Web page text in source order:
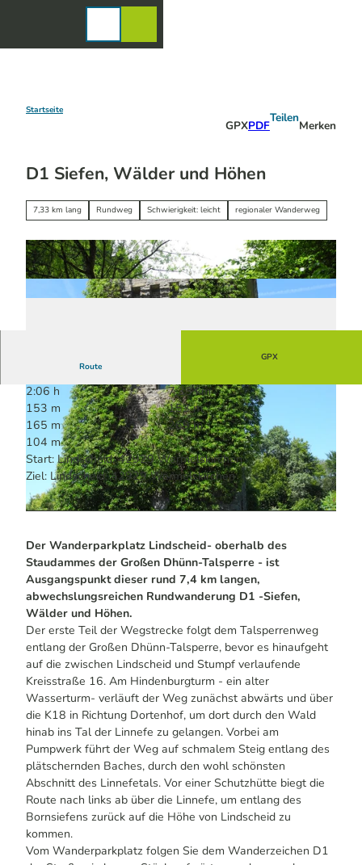
Startseite
GPXPDF
Teilen
Merken
D1 Siefen, Wälder und Höhen
7,33 km lang Rundweg Schwierigkeit: leicht regionaler Wanderweg
© Ulrich Broichhaus | KI-optimiert
Route
GPX
2:06 h
7,33 km
153 m
153 m
165 m
269 m
104 m
Start: Lindscheid, 42929 Wermelskirchen
Ziel: Lindscheid, 42929 Wermelskirchen
Der Wanderparkplatz Lindscheid- oberhalb des
Staudammes der Großen Dhünn-Talsperre - ist
Ausgangspunkt dieser rund 7,4 km langen,
abwechslungsreichen Rundwanderung D1 -Siefen,
Wälder und Höhen.
Der erste Teil der Wegstrecke folgt dem Talsperrenweg
entlang der Großen Dhünn-Talsperre, bevor es hinaufgeht
auf die zwischen Lindscheid und Stumpf verlaufende
Kreisstraße 16. Am Hindenburgturm - ein alter
Wasserturm- verläuft der Weg zunächst abwärts und über
die K18 in Richtung Dortenhof, um dort durch den Wald
hinab ins Tal der Linnefe zu gelangen. Vorbei am
Pumpwerk führt der Weg auf schmalem Steig entlang des
plätschernden Baches, durch den wohl schönsten
Abschnitt des Linnefetals. Vor einer Schutzhütte biegt die
Route nach links ab über die Linnefe, um entlang des
Bornsiefens zurück auf die Höhe von Lindscheid zu
kommen.
Vom Wanderparkplatz folgen Sie dem Wanderzeichen D1